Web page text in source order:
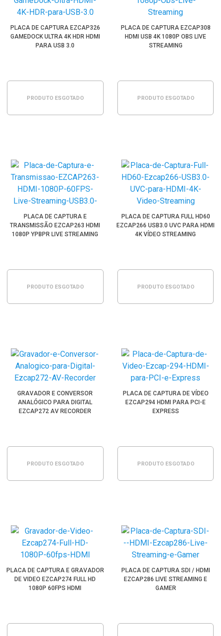
PLACA DE CAPTURA EZCAP326
GAMEDOCK ULTRA 4K HDR HDMI
PARA USB 3.0
PRODUTO ESGOTADO
PLACA DE CAPTURA EZCAP308
HDMI USB 4K 1080P OBS LIVE
STREAMING
PRODUTO ESGOTADO
PLACA DE CAPTURA E
TRANSMISSÃO EZCAP263 HDMI
1080P YPBPR LIVE STREAMING
PRODUTO ESGOTADO
PLACA DE CAPTURA FULL HD60
EZCAP266 USB3.0 UVC PARA HDMI
4K VÍDEO STREAMING
PRODUTO ESGOTADO
GRAVADOR E CONVERSOR
ANALÓGICO PARA DIGITAL
EZCAP272 AV RECORDER
PRODUTO ESGOTADO
PLACA DE CAPTURA DE VÍDEO
EZCAP294 HDMI PARA PCI-E
EXPRESS
PRODUTO ESGOTADO
PLACA DE CAPTURA E GRAVADOR
DE VIDEO EZCAP274 FULL HD
1080P 60FPS HDMI
PLACA DE CAPTURA SDI / HDMI
EZCAP286 LIVE STREAMING E
GAMER